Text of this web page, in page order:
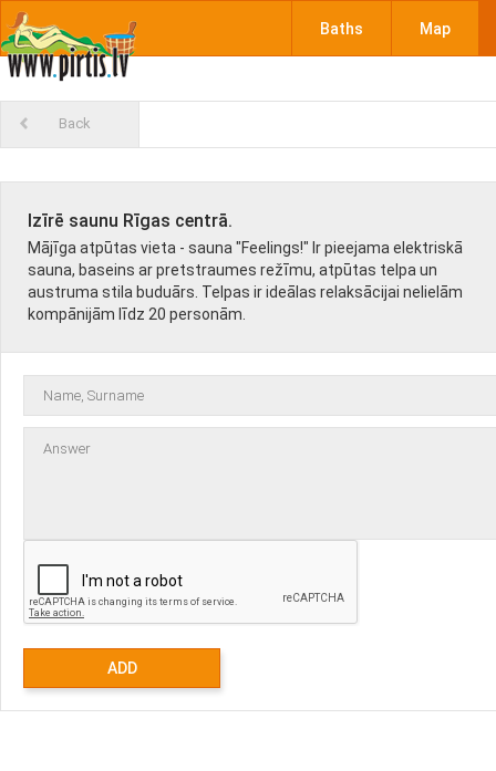
Baths Map
Back
Izīrē saunu Rīgas centrā.
Mājīga atpūtas vieta - sauna "Feelings!" Ir pieejama elektriskā
sauna, baseins ar pretstraumes režīmu, atpūtas telpa un
austruma stila buduārs. Telpas ir ideālas relaksācijai nelielām
kompānijām līdz 20 personām.